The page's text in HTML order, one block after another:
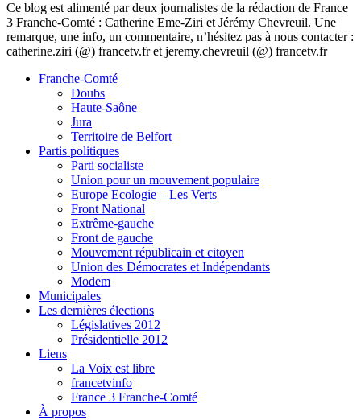
Ce blog est alimenté par deux journalistes de la rédaction de France
3 Franche-Comté : Catherine Eme-Ziri et Jérémy Chevreuil. Une
remarque, une info, un commentaire, n’hésitez pas à nous contacter :
catherine.ziri (@) francetv.fr et jeremy.chevreuil (@) francetv.fr
Franche-Comté
Doubs
Haute-Saône
Jura
Territoire de Belfort
Partis politiques
Parti socialiste
Union pour un mouvement populaire
Europe Ecologie – Les Verts
Front National
Extrême-gauche
Front de gauche
Mouvement républicain et citoyen
Union des Démocrates et Indépendants
Modem
Municipales
Les dernières élections
Législatives 2012
Présidentielle 2012
Liens
La Voix est libre
francetvinfo
France 3 Franche-Comté
À propos